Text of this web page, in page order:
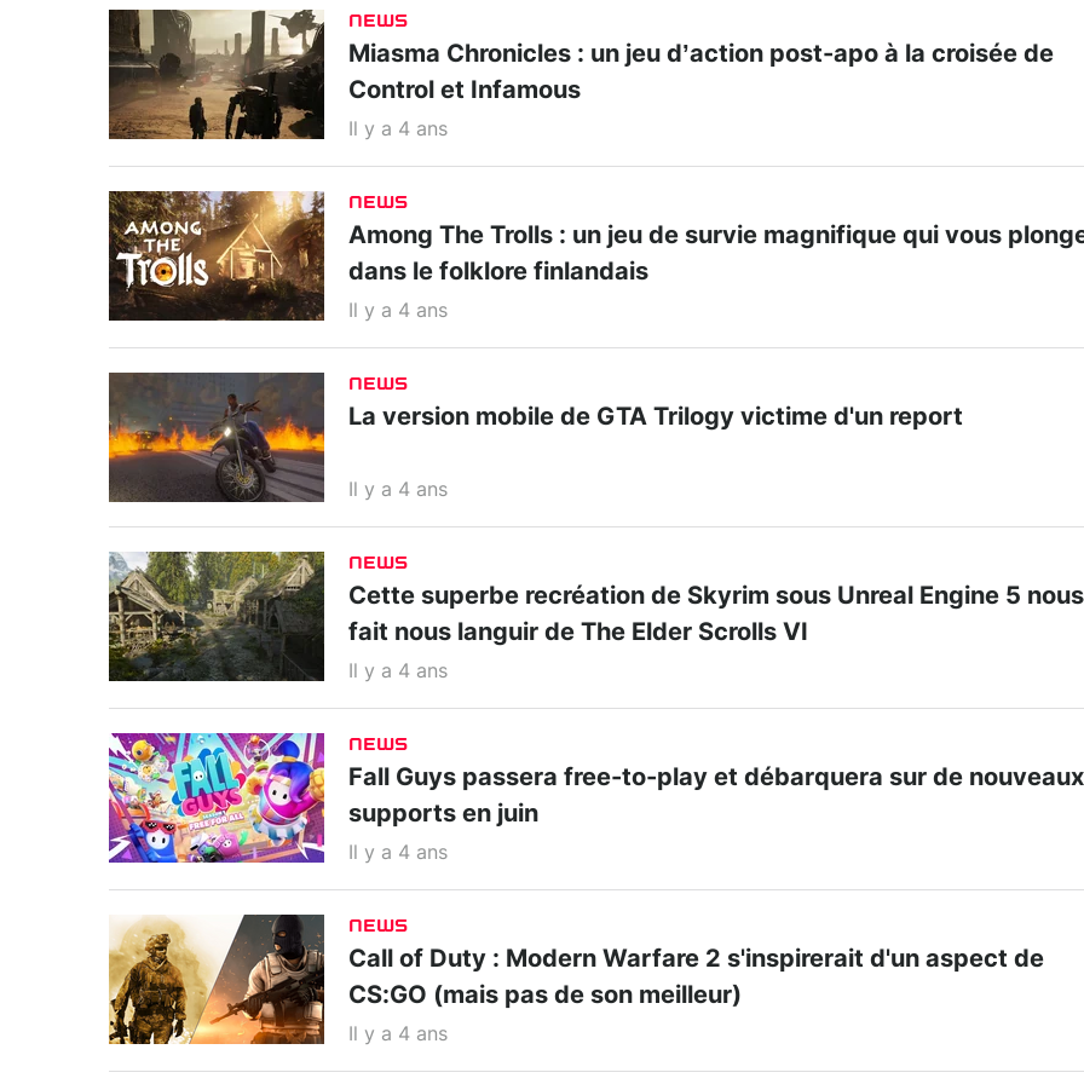
NEWS
Miasma Chronicles : un jeu d’action post-apo à la croisée de
Control et Infamous
Il y a 4 ans
NEWS
Among The Trolls : un jeu de survie magnifique qui vous
dans le folklore finlandais
Il y a 4 ans
NEWS
La version mobile de GTA Trilogy victime d'un report
Il y a 4 ans
NEWS
Cette superbe recréation de Skyrim sous Unreal Engine 5 nous
fait nous languir de The Elder Scrolls VI
Il y a 4 ans
NEWS
Fall Guys passera free-to-play et débarquera sur de nouveaux
supports en juin
Il y a 4 ans
NEWS
Call of Duty : Modern Warfare 2 s'inspirerait d'un aspect de
CS:GO (mais pas de son meilleur)
Il y a 4 ans